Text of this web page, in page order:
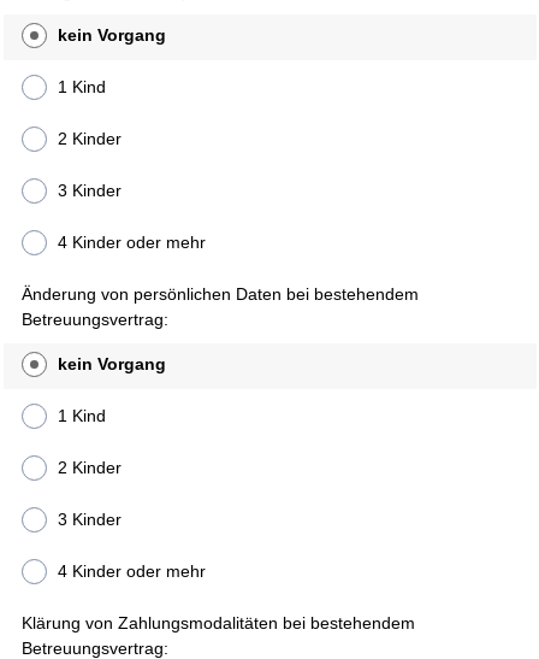
kein Vorgang
1 Kind
2 Kinder
3 Kinder
4 Kinder oder mehr
Änderung von persönlichen Daten bei bestehendem
Betreuungsvertrag:
kein Vorgang
1 Kind
2 Kinder
3 Kinder
4 Kinder oder mehr
Klärung von Zahlungsmodalitäten bei bestehendem
Betreuungsvertrag: